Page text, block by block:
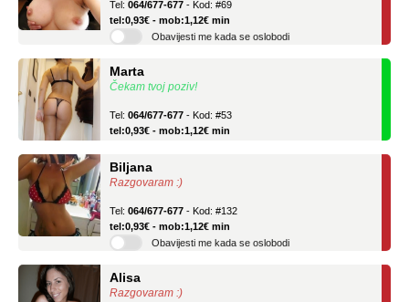
tel:0,93€ - mob:1,12€ min
Obavijesti me kada se oslobodi
Čekam tvoj poziv!
tel:0,93€ - mob:1,12€ min
Razgovaram :)
tel:0,93€ - mob:1,12€ min
Obavijesti me kada se oslobodi
Razgovaram :)